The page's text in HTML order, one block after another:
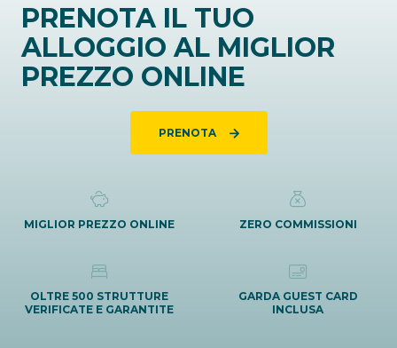
PRENOTA IL TUO
ALLOGGIO AL MIGLIOR
PREZZO ONLINE
PRENOTA
MIGLIOR PREZZO ONLINE ZERO COMMISSIONI
OLTRE 500 STRUTTURE
VERIFICATE E GARANTITE
GARDA GUEST CARD
INCLUSA